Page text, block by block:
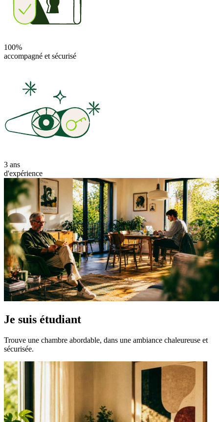
100%
accompagné et sécurisé
3 ans
d'expérience
Je suis étudiant
Trouve une chambre abordable, dans une ambiance chaleureuse et
sécurisée.